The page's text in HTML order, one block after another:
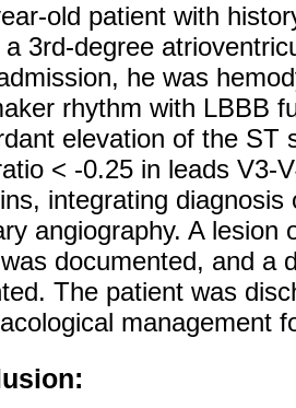
old patient with
a 3rd-degree
he was
rhythm with LBBB
elevation of the ST
< -0.25 in leads V3-
integrating
angiography. A lesion
documented, and a
The patient was
management